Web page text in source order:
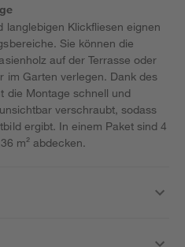
langlebigen Klickfliesen eignen
Sie können die
auf der Terrasse oder
im Garten verlegen. Dank des
die Montage schnell und
verschraubt, sodass
ergibt. In einem Paket sind 4
m² abdecken.